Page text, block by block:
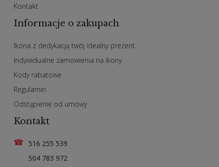
Kontakt
Informacje o zakupach
Ikona z dedykacją twój idealny prezent
Indywidualne zamowienia na ikony
Kody rabatowe
Regulamin
Odstąpienie od umowy
Kontakt
☎
516 255 539
504 783 972